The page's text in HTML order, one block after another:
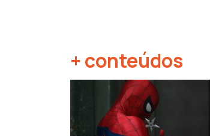
+ conteúdos